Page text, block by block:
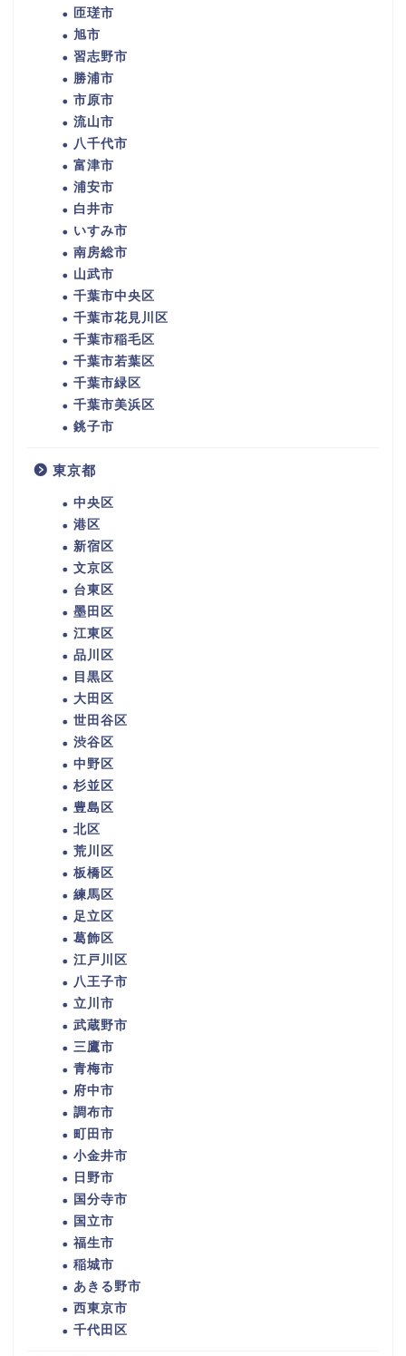
匝瑳市
旭市
習志野市
勝浦市
市原市
流山市
八千代市
富津市
浦安市
白井市
いすみ市
南房総市
山武市
千葉市中央区
千葉市花見川区
千葉市稲毛区
千葉市若葉区
千葉市緑区
千葉市美浜区
銚子市
東京都
中央区
港区
新宿区
文京区
台東区
墨田区
江東区
品川区
目黒区
大田区
世田谷区
渋谷区
中野区
杉並区
豊島区
北区
荒川区
板橋区
練馬区
足立区
葛飾区
江戸川区
八王子市
立川市
武蔵野市
三鷹市
青梅市
府中市
調布市
町田市
小金井市
日野市
国分寺市
国立市
福生市
稲城市
あきる野市
西東京市
千代田区